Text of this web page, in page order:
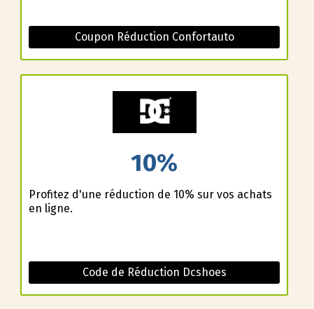
Coupon Réduction Confortauto
10%
Profitez d'une réduction de 10% sur vos achats
en ligne.
Code de Réduction Dcshoes